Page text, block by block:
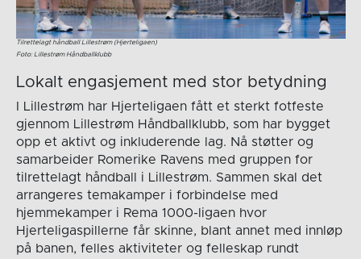
Tilrettelagt håndball Lillestrøm (Hjerteligaen)
Foto: Lillestrøm Håndballklubb
Lokalt engasjement med stor betydning
I Lillestrøm har Hjerteligaen fått et sterkt fotfeste
gjennom Lillestrøm Håndballklubb, som har bygget
opp et aktivt og inkluderende lag. Nå støtter og
samarbeider Romerike Ravens med gruppen for
tilrettelagt håndball i Lillestrøm. Sammen skal det
arrangeres temakamper i forbindelse med
hjemmekamper i Rema 1000-ligaen hvor
Hjerteligaspillerne får skinne, blant annet med innløp
på banen, felles aktiviteter og felleskap rundt